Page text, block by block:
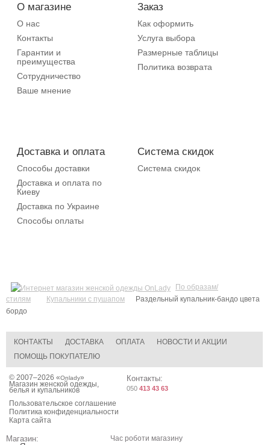
О магазине
О нас
Контакты
Гарантии и
преимущества
Сотрудничество
Ваше мнение
Заказ
Как оформить
Услуга выбора
Размерные таблицы
Политика возврата
Доставка и оплата
Способы доставки
Доставка и оплата по
Киеву
Доставка по Украине
Способы оплаты
Система скидок
Система скидок
По образам/
стилям
Купальники с пушапом
Раздельный купальник-бандо цвета
бордо
КОНТАКТЫ ДОСТАВКА ОПЛАТА
НОВОСТИ И АКЦИИ
ПОМОЩЬ ПОКУПАТЕЛЮ
© 2007–2026 «Onlady»
Магазин женской одежды,
белья и купальников
Пользовательское соглашение
Политика конфиденциальности
Карта сайта
Контакты:
050 413 43 63
Магазин:
Час роботи магазину